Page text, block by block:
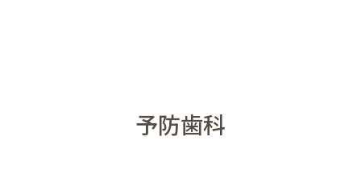
予防歯科